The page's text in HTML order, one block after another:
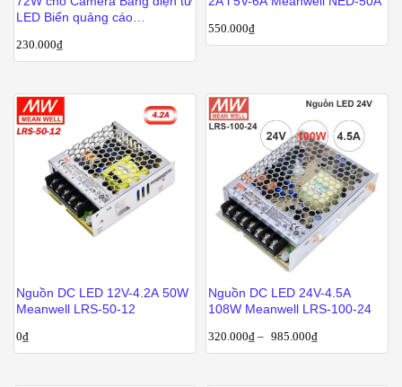
LED Biển quảng cáo
230.000₫
550.000₫
Nguồn DC LED 12V-4.2A 50W
Meanwell LRS-50-12
0₫
Nguồn DC LED 24V-4.5A
108W Meanwell LRS-100-24
320.000₫ – 985.000₫